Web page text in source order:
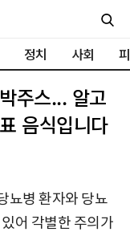
정치 사회
주스... 알고
음식입니다
뇨병 환자와 당뇨
어 각별한 주의가